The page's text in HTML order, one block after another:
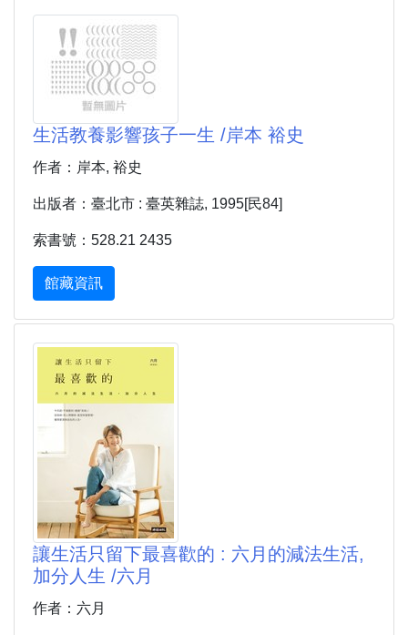
生活教養影響孩子一生 /岸本 裕史
作者：岸本, 裕史
出版者：臺北市 : 臺英雜誌, 1995[民84]
索書號：528.21 2435
館藏資訊
讓生活只留下最喜歡的 : 六月的減法生活,
加分人生 /六月
作者：六月